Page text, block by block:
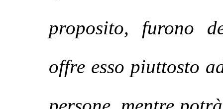
proposito, furono
offre esso piuttosto